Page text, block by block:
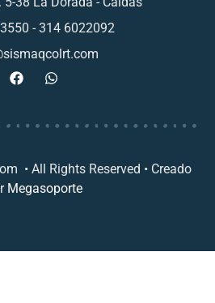
- 314 6022092
• All Rights Reserved • Creado
Megasoporte